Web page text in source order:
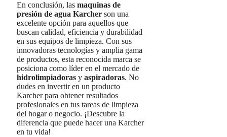
En conclusión, las maquinas de
presión de agua Karcher son una
excelente opción para aquellos que
buscan calidad, eficiencia y durabilidad
en sus equipos de limpieza. Con sus
innovadoras tecnologías y amplia gama
de productos, esta reconocida marca se
posiciona como líder en el mercado de
hidrolimpiadoras y aspiradoras. No
dudes en invertir en un producto
Karcher para obtener resultados
profesionales en tus tareas de limpieza
del hogar o negocio. ¡Descubre la
diferencia que puede hacer una Karcher
en tu vida!